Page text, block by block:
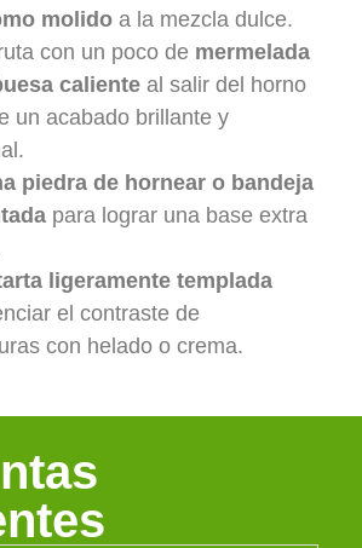
molidoa la mezcla dulce.
con un poco de mermelada
calienteal salir del horno
un acabado brillante y
piedra de hornear o bandeja
para lograr una base extra
ligeramente templada
el contraste de
con helado o crema.